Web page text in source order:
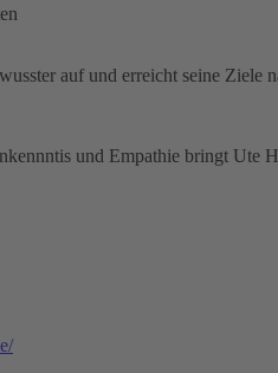
auf und erreicht seine Ziele
und Empathie bringt Ute